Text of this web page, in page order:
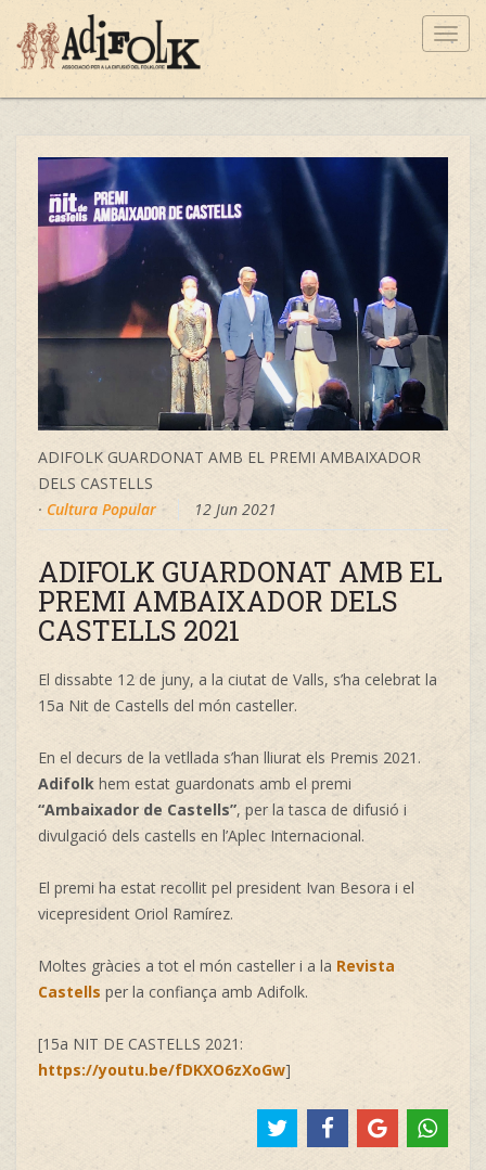
ADIFOLK GUARDONAT AMB EL PREMI AMBAIXADOR
DELS CASTELLS
· Cultura Popular 12 Jun 2021
ADIFOLK GUARDONAT AMB EL
PREMI AMBAIXADOR DELS
CASTELLS 2021
El dissabte 12 de juny, a la ciutat de Valls, s’ha celebrat la
15a Nit de Castells del món casteller.
En el decurs de la vetllada s’han lliurat els Premis 2021.
Adifolk hem estat guardonats amb el premi
“Ambaixador de Castells”, per la tasca de difusió i
divulgació dels castells en l’Aplec Internacional.
El premi ha estat recollit pel president Ivan Besora i el
vicepresident Oriol Ramírez.
Moltes gràcies a tot el món casteller i a la Revista
Castells per la confiança amb Adifolk.
[15a NIT DE CASTELLS 2021:
https://youtu.be/fDKXO6zXoGw]